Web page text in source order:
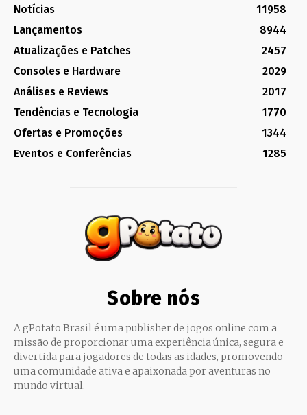
Notícias
11958
Lançamentos
8944
Atualizações e Patches
2457
Consoles e Hardware
2029
Análises e Reviews
2017
Tendências e Tecnologia
1770
Ofertas e Promoções
1344
Eventos e Conferências
1285
Sobre nós
A gPotato Brasil é uma publisher de jogos online com a
missão de proporcionar uma experiência única, segura e
divertida para jogadores de todas as idades, promovendo
uma comunidade ativa e apaixonada por aventuras no
mundo virtual.